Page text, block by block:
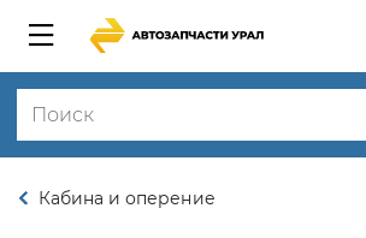
Кабина и оперение